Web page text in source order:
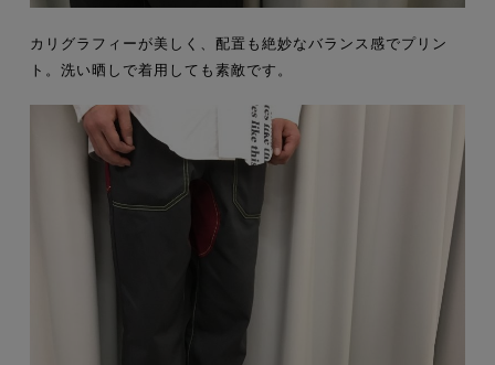
カリグラフィーが美しく、配置も絶妙なバランス感でプリン
ト。洗い晒しで着用しても素敵です。